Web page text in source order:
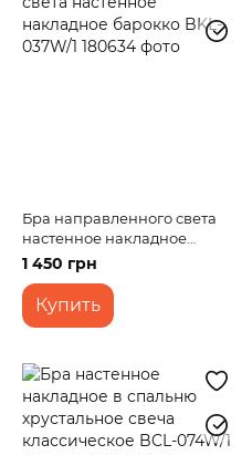
Бра направленного света
настенное накладное
барокко BKL-037W/1
1 450 грн
Купить